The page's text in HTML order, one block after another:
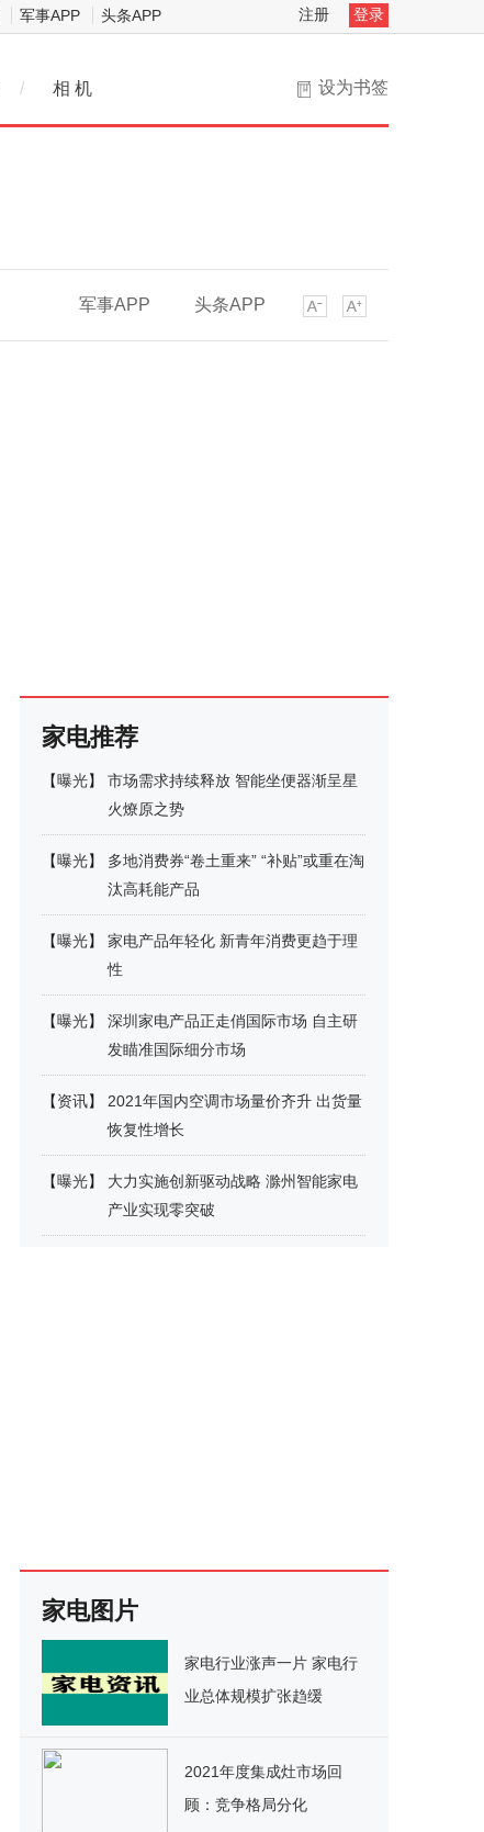
军事APP 头条APP 注册 登录
设为书签
/ 相 机
军事APP 头条APP
家电推荐
【曝光】
市场需求持续释放 智能坐便器渐呈星
火燎原之势
【曝光】
多地消费券“卷土重来” “补贴”或重在淘
汰高耗能产品
【曝光】
家电产品年轻化 新青年消费更趋于理
性
【曝光】
深圳家电产品正走俏国际市场 自主研
发瞄准国际细分市场
【资讯】
2021年国内空调市场量价齐升 出货量
恢复性增长
【曝光】
大力实施创新驱动战略 滁州智能家电
产业实现零突破
家电图片
家电行业涨声一片 家电行
业总体规模扩张趋缓
2021年度集成灶市场回
顾：竞争格局分化